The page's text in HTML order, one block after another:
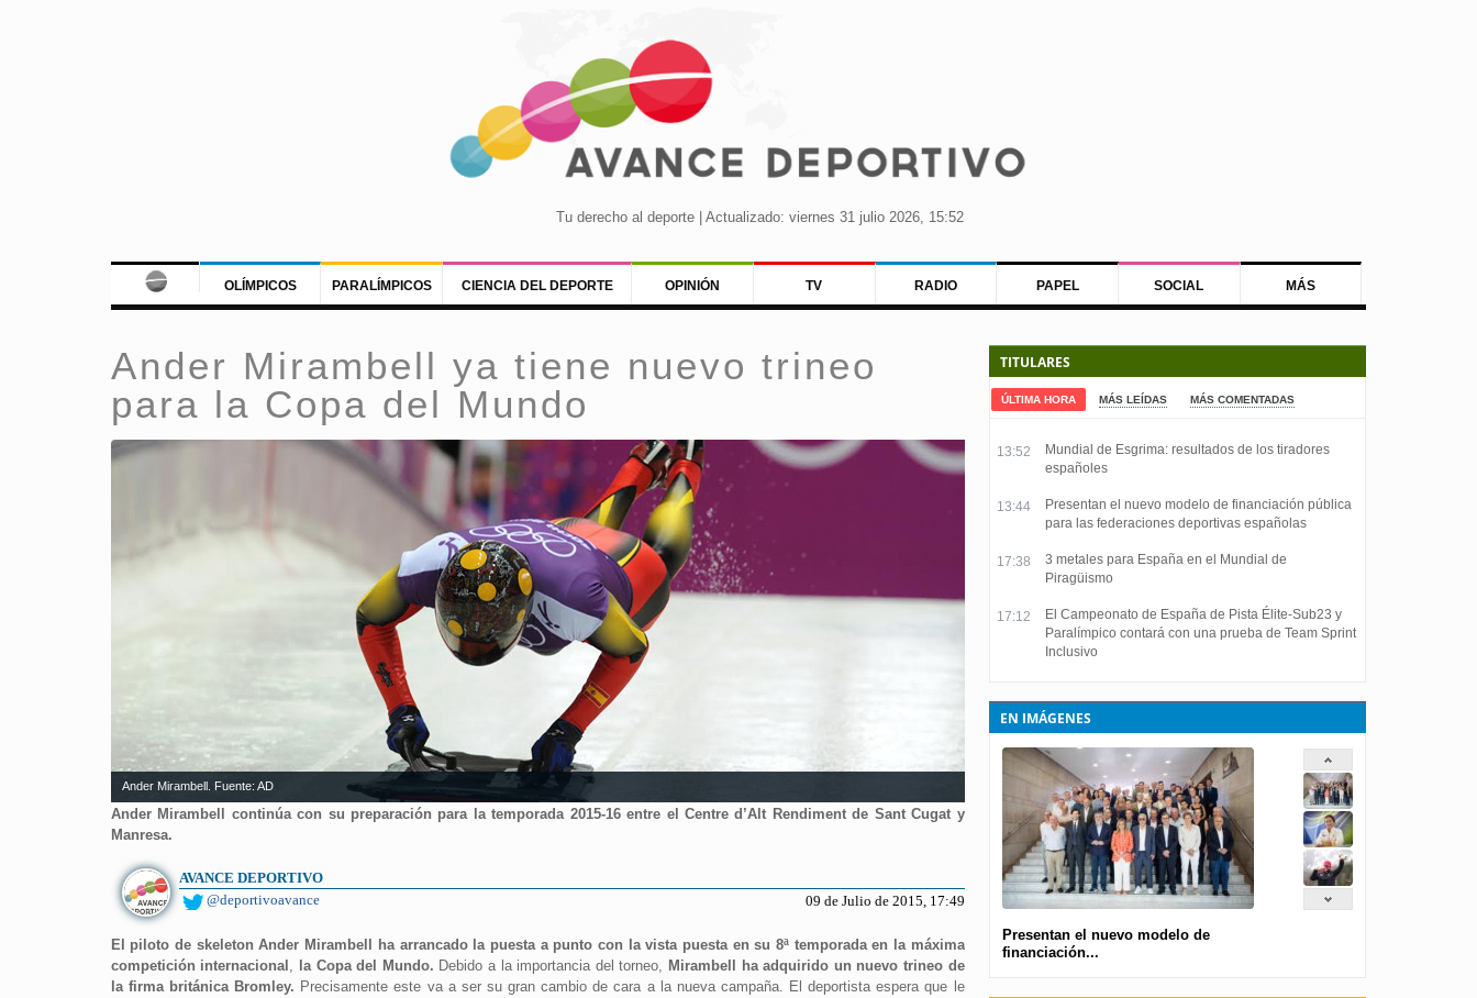
Tu derecho al deporte | Actualizado: viernes 31 julio 2026, 15:52
OLÍMPICOS PARALÍMPICOS CIENCIA DEL DEPORTE OPINIÓN TV RADIO PAPEL SOCIAL MÁS
Ander Mirambell ya tiene nuevo trineo
para la Copa del Mundo
Ander Mirambell. Fuente: AD
Ander Mirambell continúa con su preparación para la temporada 2015-16 entre el Centre d’Alt Rendiment de Sant Cugat y
Manresa.
AVANCE DEPORTIVO
@deportivoavance
09 de Julio de 2015, 17:49
El piloto de skeleton Ander Mirambell ha arrancado la puesta a punto con la vista puesta en su 8ª temporada en la máxima
competición internacional , la Copa del Mundo. Debido a la importancia del torneo, Mirambell ha adquirido un nuevo trineo de
la firma británica Bromley. Precisamente este va a ser su gran cambio de cara a la nueva campaña. El deportista espera que le
TITULARES
ÚLTIMA HORA MÁS LEÍDAS MÁS COMENTADAS
13:52
Mundial de Esgrima: resultados de los tiradores
españoles
13:44
Presentan el nuevo modelo de financiación pública
para las federaciones deportivas españolas
17:38
3 metales para España en el Mundial de
Piragüismo
17:12
El Campeonato de España de Pista Élite-Sub23 y
Paralímpico contará con una prueba de Team Sprint
Inclusivo
EN IMÁGENES
Presentan el nuevo modelo de
financiación...